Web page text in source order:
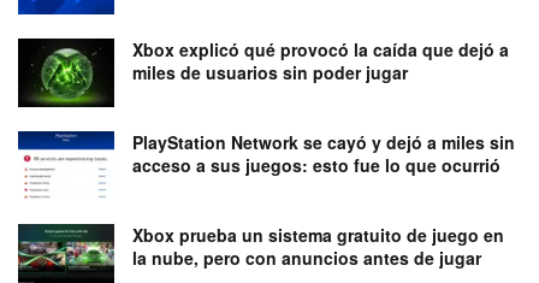
Xbox explicó qué provocó la caída que dejó a
miles de usuarios sin poder jugar
PlayStation Network se cayó y dejó a miles sin
acceso a sus juegos: esto fue lo que ocurrió
Xbox prueba un sistema gratuito de juego en
la nube, pero con anuncios antes de jugar